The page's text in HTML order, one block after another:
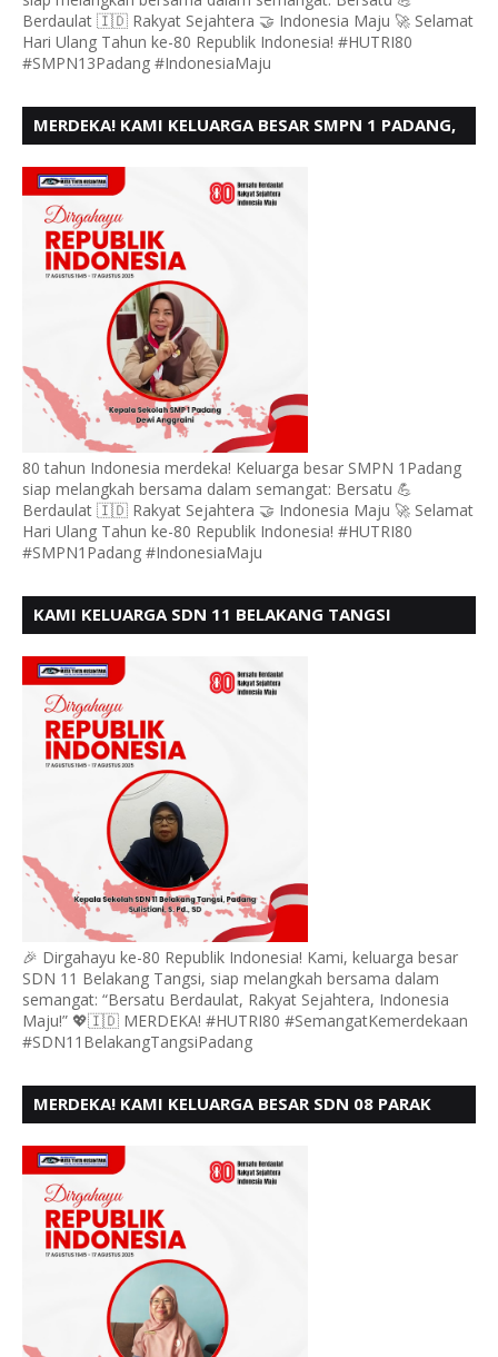
Berdaulat 🇮🇩 Rakyat Sejahtera 🤝 Indonesia Maju 🚀 Selamat
Hari Ulang Tahun ke-80 Republik Indonesia! #HUTRI80
#SMPN13Padang #IndonesiaMaju
MERDEKA! KAMI KELUARGA BESAR SMPN 1 PADANG,
80 tahun Indonesia merdeka! Keluarga besar SMPN 1Padang
siap melangkah bersama dalam semangat: Bersatu 💪
Berdaulat 🇮🇩 Rakyat Sejahtera 🤝 Indonesia Maju 🚀 Selamat
Hari Ulang Tahun ke-80 Republik Indonesia! #HUTRI80
#SMPN1Padang #IndonesiaMaju
KAMI KELUARGA SDN 11 BELAKANG TANGSI
🎉 Dirgahayu ke-80 Republik Indonesia! Kami, keluarga besar
SDN 11 Belakang Tangsi, siap melangkah bersama dalam
semangat: “Bersatu Berdaulat, Rakyat Sejahtera, Indonesia
Maju!” 💖🇮🇩 MERDEKA! #HUTRI80 #SemangatKemerdekaan
#SDN11BelakangTangsiPadang
MERDEKA! KAMI KELUARGA BESAR SDN 08 PARAK
- 80,